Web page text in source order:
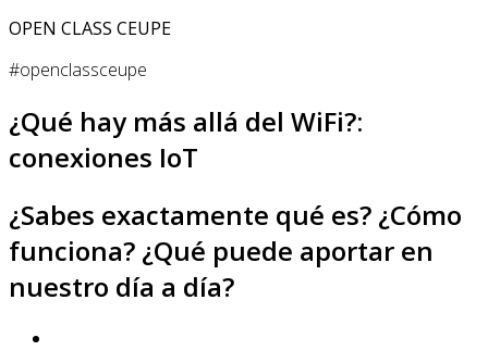
OPEN CLASS CEUPE
#openclassceupe
¿Qué hay más allá del WiFi?:
conexiones IoT
¿Sabes exactamente qué es? ¿Cómo
funciona? ¿Qué puede aportar en
nuestro día a día?